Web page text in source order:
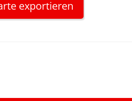
exportieren